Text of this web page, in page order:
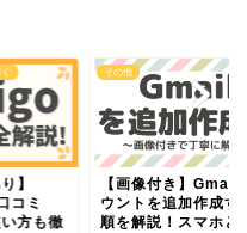
ぐ
】
コミ
方も徹
その他
【画像付き】Gmail
ウントを追加作成す
順を解説！スマホと